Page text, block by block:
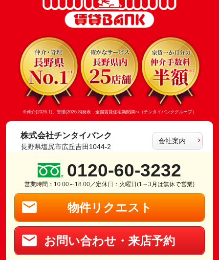
※仲介(2026.1)、管理(2026.8)発表 全国賃貸住宅新聞調べ（チンタイバンクグループ）
株式会社チンタイバンク
長野県塩尻市広丘吉田1044-2
会社案内
0120-60-3232
営業時間：10:00～18:00／定休日：火曜日(1～3月は無休で営業)
物件リクエスト
お問い合わせ・来店予約